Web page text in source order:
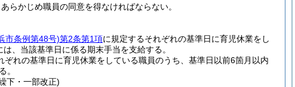
らかじめ職員の同意を得なければならない。
市条例第48号)第2条第1項に規定するそれぞれの基準日に育児休業をし
、当該基準日に係る期末手当を支給する。
ぞれの基準日に育児休業をしている職員のうち、基準日以前6箇月以内
。
下・一部改正)